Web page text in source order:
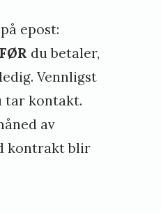
epost:
FØR du betaler,
Vennligst
tar kontakt.
av
kontrakt blir